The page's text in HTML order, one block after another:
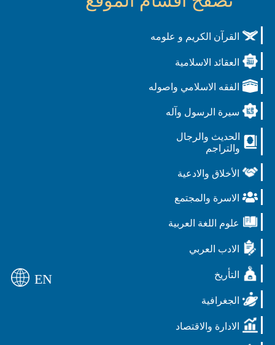
القرآن الكريم و علومه
العقائد الاسلامية
الفقه الاسلامي واصوله
سيرة الرسول وآله
الحديث والرجال
والتراجم
الأخلاق والادعية
الاسرة والمجتمع
علوم اللغة العربية
الادب العربي
التأريخ
الجغرافية
الادارة والاقتصاد
EN